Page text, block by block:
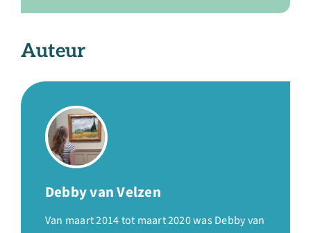
Auteur
Debby van Velzen
Van maart 2014 tot maart 2020 was Debby van